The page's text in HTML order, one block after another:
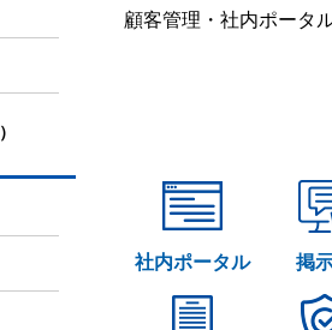
顧客管理・社内ポータ
社内ポータル 掲